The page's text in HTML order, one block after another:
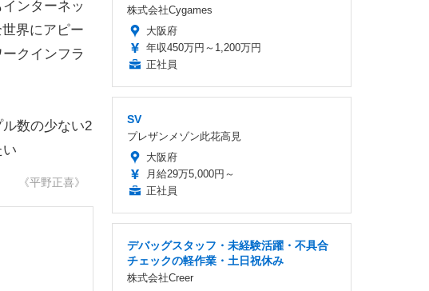
ンターネッ
界にアピー
クインフラ
数の少ない2
《平野正喜》
株式会社Cygames
大阪府
年収450万円～1,200万円
正社員
SV
プレザンメゾン此花高見
大阪府
月給29万5,000円～
正社員
デバッグスタッフ・未経験活躍・不具合
チェックの軽作業・土日祝休み
株式会社Creer